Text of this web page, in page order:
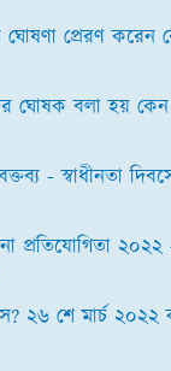
ঘোষণা প্রেরণ করেন
ঘোষক বলা হয়
- স্বাধীনতা
প্রতিযোগিতা ২০২২
২৬ শে মার্চ ২০২২